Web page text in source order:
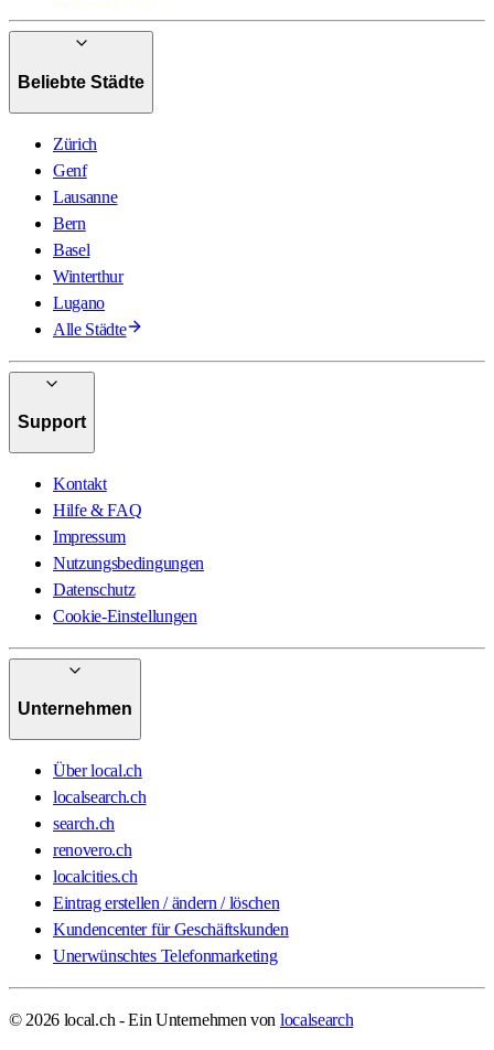
Beliebte Städte
Zürich
Genf
Lausanne
Bern
Basel
Winterthur
Lugano
Alle Städte
Support
Kontakt
Hilfe & FAQ
Impressum
Nutzungsbedingungen
Datenschutz
Cookie-Einstellungen
Unternehmen
Über local.ch
localsearch.ch
search.ch
renovero.ch
localcities.ch
Eintrag erstellen / ändern / löschen
Kundencenter für Geschäftskunden
Unerwünschtes Telefonmarketing
© 2026 local.ch - Ein Unternehmen von localsearch